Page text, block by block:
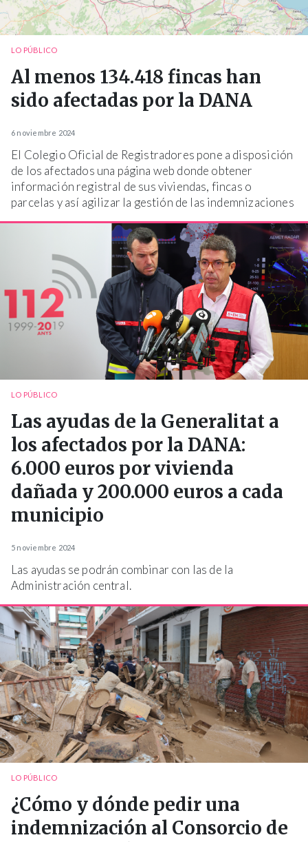
LO PÚBLICO
Al menos 134.418 fincas han
sido afectadas por la DANA
6 noviembre 2024
El Colegio Oficial de Registradores pone a disposición
de los afectados una página web donde obtener
información registral de sus viviendas, fincas o
parcelas y así agilizar la gestión de las indemnizaciones
LO PÚBLICO
Las ayudas de la Generalitat a
los afectados por la DANA:
6.000 euros por vivienda
dañada y 200.000 euros a cada
municipio
5 noviembre 2024
Las ayudas se podrán combinar con las de la
Administración central.
LO PÚBLICO
¿Cómo y dónde pedir una
indemnización al Consorcio de